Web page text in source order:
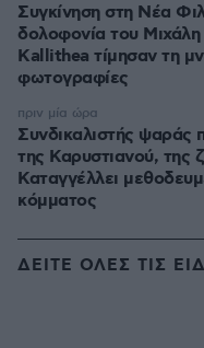
Συγκίνηση στη Νέα
δολοφονία του
Kallithea τίμησαν τη
φωτογραφίες
Συνδικαλιστής ψαράς
της Καρυστιανού, της
Καταγγέλλει
κόμματος
πριν μία ώρα
ΔΕΙΤΕ ΟΛΕΣ ΤΙΣ